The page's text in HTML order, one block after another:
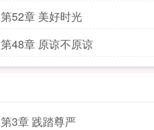
第52章 美好时光
第48章 原谅不原谅
第3章 践踏尊严